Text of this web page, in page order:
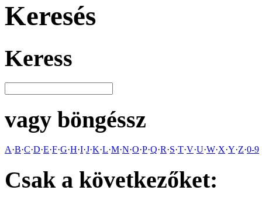
Keresés
Keress
vagy böngéssz
A·B·C·D·E·F·G·H·I·J·K·L·M·N·O·P·Q·R·S·T·V·U·W·X·Y·Z·0-9
Csak a következőket: